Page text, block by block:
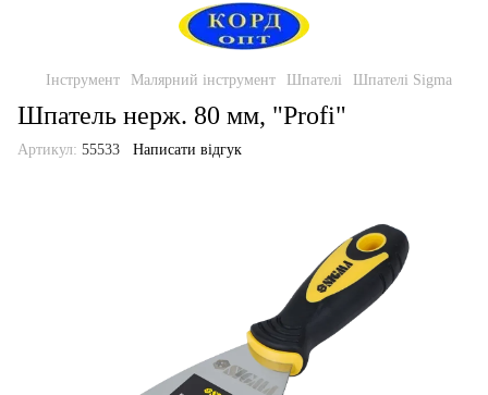
Інструмент Малярний інструмент Шпателі Шпателі Sigma
Шпатель нерж. 80 мм, "Profi"
Артикул: 55533 Написати відгук